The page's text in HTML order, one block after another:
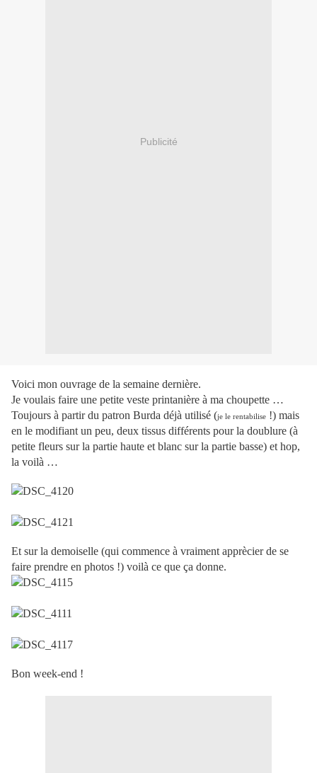
Publicité
Voici mon ouvrage de la semaine dernière.
Je voulais faire une petite veste printanière à ma choupette …
Toujours à partir du patron Burda déjà utilisé (je le rentabilise !) mais
en le modifiant un peu, deux tissus différents pour la doublure (à
petite fleurs sur la partie haute et blanc sur la partie basse) et hop,
la voilà …
Et sur la demoiselle (qui commence à vraiment apprècier de se
faire prendre en photos !) voilà ce que ça donne.
Bon week-end !